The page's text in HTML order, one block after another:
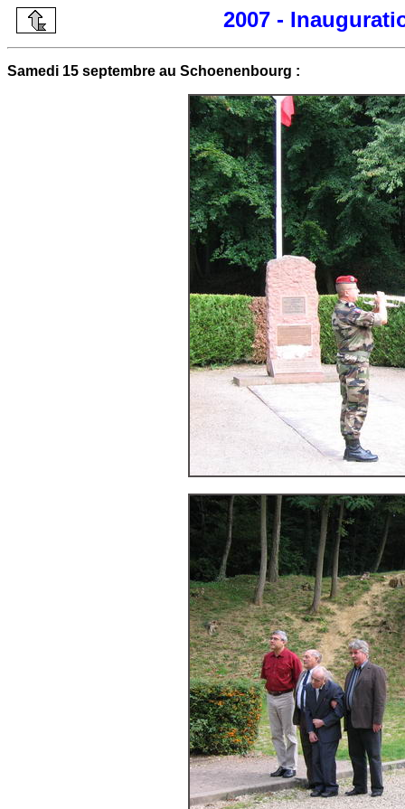
2007 -
Samedi 15 septembre au Schoenenbourg :